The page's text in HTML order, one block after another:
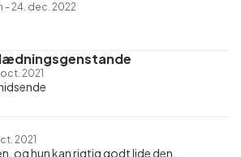
- 24. dec. 2022
2021
2021
og hun kan rigtig godt lide den.